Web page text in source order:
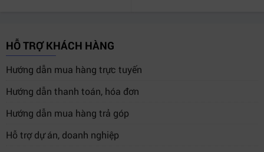
HỖ TRỢ KHÁCH HÀNG
Hướng dẫn mua hàng trực tuyến
Hướng dẫn thanh toán, hóa đơn
Hướng dẫn mua hàng trả góp
Hỗ trợ dự án, doanh nghiệp